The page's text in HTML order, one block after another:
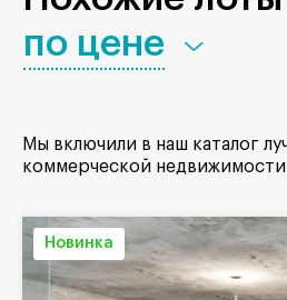
по цене
Мы включили в наш каталог
коммерческой
Новинка